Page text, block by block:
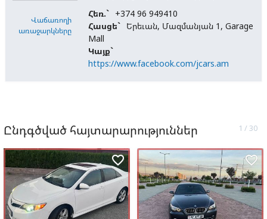
Վաճառողի
առաջարկները
Հեռ.` +374 96 949410
Հասցե` Երեւան, Մազմանյան 1, Garage
Mall
Կայք`
https://www.facebook.com/jcars.am
Ընդգծված հայտարարություններ
favorite_border favorite_border